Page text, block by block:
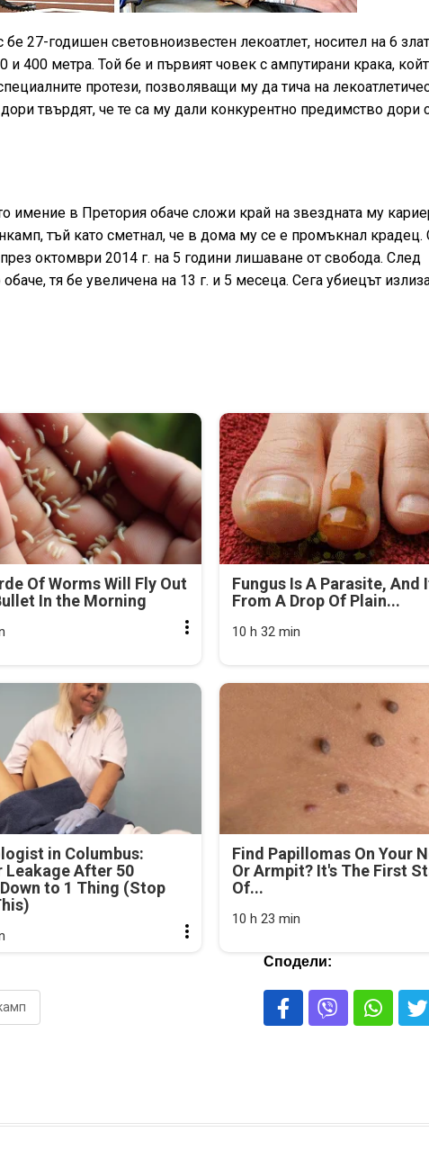
27-годишен световноизвестен лекоатлет, носител на 6
и 400 метра. Той бе и първият човек с ампутирани крака,
протези, позволяващи му да тича на
твърдят, че те са му дали конкурентно предимство дори
имение в Претория обаче сложи край на звездната му
тъй като сметнал, че в дома му се е промъкнал крадец.
октомври 2014 г. на 5 години лишаване от свобода. След
тя бе увеличена на 13 г. и 5 месеца. Сега убиецът
Of Worms Will Fly Out
In the Morning
Fungus Is A Parasite, And
From A Drop Of Plain...
10 h 32 min
in Columbus:
Leakage After 50
to 1 Thing (Stop
Find Papillomas On Your
Or Armpit? It's The First
Of...
10 h 23 min
Сподели: